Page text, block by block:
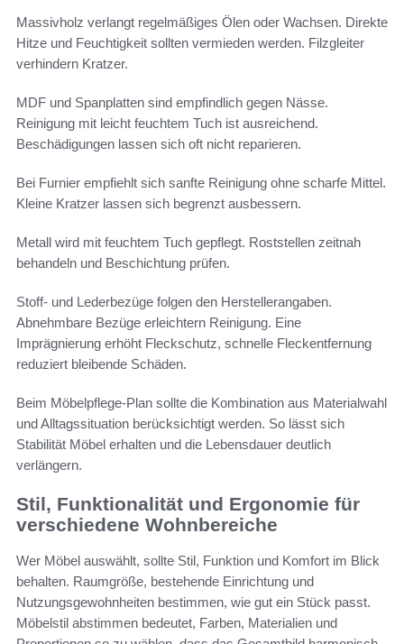
Massivholz verlangt regelmäßiges Ölen oder Wachsen. Direkte
Hitze und Feuchtigkeit sollten vermieden werden. Filzgleiter
verhindern Kratzer.
MDF und Spanplatten sind empfindlich gegen Nässe.
Reinigung mit leicht feuchtem Tuch ist ausreichend.
Beschädigungen lassen sich oft nicht reparieren.
Bei Furnier empfiehlt sich sanfte Reinigung ohne scharfe Mittel.
Kleine Kratzer lassen sich begrenzt ausbessern.
Metall wird mit feuchtem Tuch gepflegt. Roststellen zeitnah
behandeln und Beschichtung prüfen.
Stoff- und Lederbezüge folgen den Herstellerangaben.
Abnehmbare Bezüge erleichtern Reinigung. Eine
Imprägnierung erhöht Fleckschutz, schnelle Fleckentfernung
reduziert bleibende Schäden.
Beim Möbelpflege-Plan sollte die Kombination aus Materialwahl
und Alltagssituation berücksichtigt werden. So lässt sich
Stabilität Möbel erhalten und die Lebensdauer deutlich
verlängern.
Stil, Funktionalität und Ergonomie für
verschiedene Wohnbereiche
Wer Möbel auswählt, sollte Stil, Funktion und Komfort im Blick
behalten. Raumgröße, bestehende Einrichtung und
Nutzungsgewohnheiten bestimmen, wie gut ein Stück passt.
Möbelstil abstimmen bedeutet, Farben, Materialien und